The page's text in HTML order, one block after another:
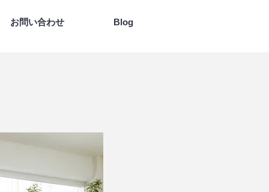
お問い合わせ Blog